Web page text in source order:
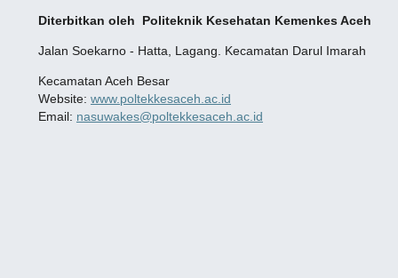
Diterbitkan oleh Politeknik Kesehatan KemenkesAceh
Jalan Soekarno - Hatta, Lagang. Kecamatan Darul Imarah
Kecamatan Aceh Besar
Website: www.poltekkesaceh.ac.id
Email: nasuwakes@poltekkesaceh.ac.id